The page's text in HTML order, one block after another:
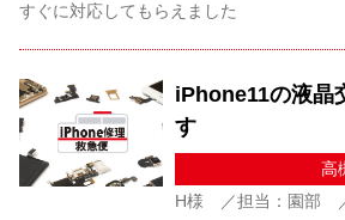
すぐに対応してもらえました
iPhone11の液晶
す
高
H様 ／担当：園部